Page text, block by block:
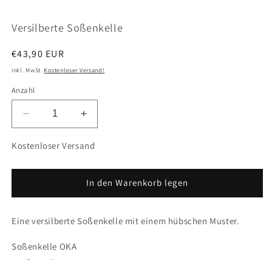
Versilberte Soßenkelle
Normaler
Preis
€43,90 EUR
inkl. MwSt. Kostenloser Versand!
Anzahl
Verringere
die
Menge
Versilberte
Erhöhe
die
Menge
Versilberte
Soßenkelle
Kostenloser Versand
In den Warenkorb legen
Eine versilberte Soßenkelle mit einem hübschen Muster.
Soßenkelle OKA